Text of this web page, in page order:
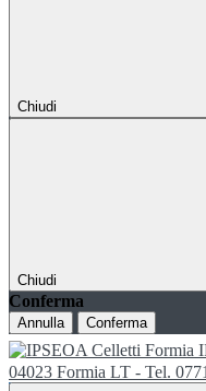
Chiudi
Chiudi
Conferma
Annulla Conferma
04023 Formia LT - Tel.